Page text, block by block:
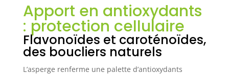
Apport en antioxydants
: protection cellulaire
Flavonoïdes et caroténoïdes,
des boucliers naturels
L’asperge renferme une palette d’antioxydants